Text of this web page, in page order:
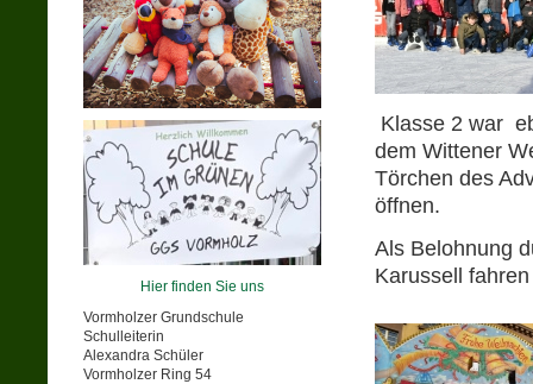
Hier finden Sie uns
Vormholzer Grundschule
Schulleiterin
Alexandra Schüler
Vormholzer Ring 54
Klasse 2 war
dem Wittener
Törchen des
öffnen.
Als Belohnung
Karussell fahren